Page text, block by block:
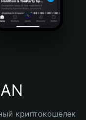
криптокошелек